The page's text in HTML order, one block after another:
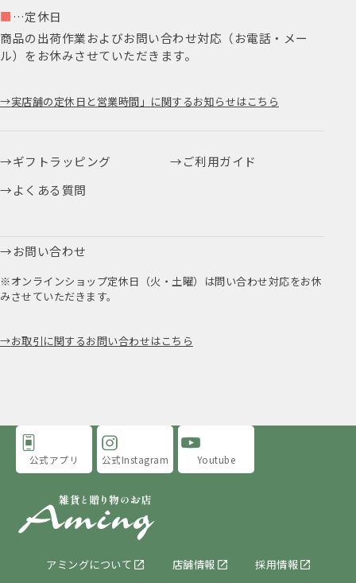
■ …定休日
商品の出荷作業およびお問い合わせ対応（お電話・メー
ル）をお休みさせていただきます。
実店舗の定休日と営業時間」に関するお知らせはこちら
ギフトラッピング
ご利用ガイド
よくある質問
お問い合わせ
※オンラインショップ定休日（火・土曜）は問い合わせ対応をお休
みさせていただきます。
お取引に関するお問い合わせはこちら
アミングについて 店舗情報 採用情報
公式アプリ 公式Instagram Youtube